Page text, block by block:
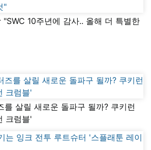
"SWC 10주년에 감사.. 올해 더 특별한
를 살릴 새로운 돌파구 될까? 쿠키런
크럼블'